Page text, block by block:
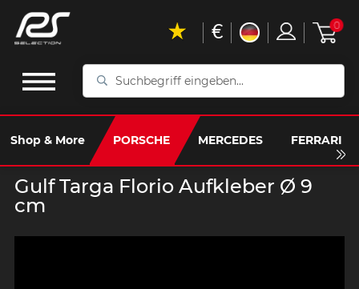
Suchbegriff
Shop & More PORSCHE MERCEDES FERRARI
€ 0
Gulf Targa Florio Aufkleber Ø 9
cm